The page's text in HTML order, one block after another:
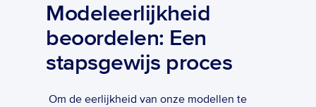
Modeleerlijkheid
beoordelen: Een
stapsgewijs proces
Om de eerlijkheid van onze modellen te